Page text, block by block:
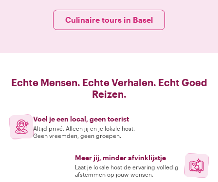
Culinaire tours in Basel
Echte Mensen. Echte Verhalen. Echt Goed
Reizen.
Voel je een local, geen toerist
Altijd privé. Alleen jij en je lokale host.
Geen vreemden, geen groepen.
Meer jij, minder afvinklijstje
Laat je lokale host de ervaring volledig
afstemmen op jouw wensen.